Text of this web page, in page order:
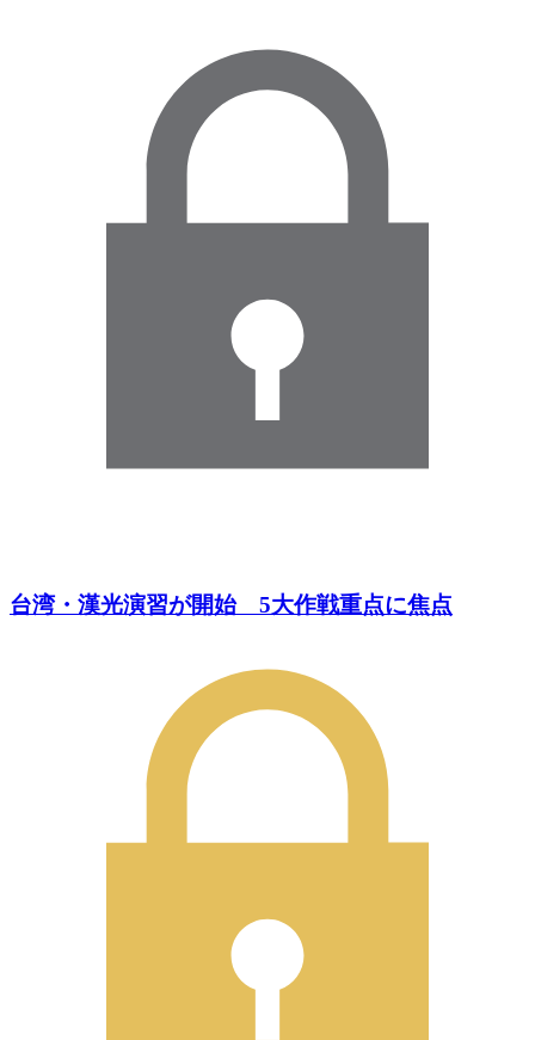
台湾・漢光演習が開始 5大作戦重点に焦点